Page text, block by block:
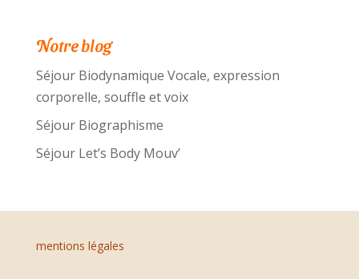
Notre blog
Séjour Biodynamique Vocale, expression
corporelle, souffle et voix
Séjour Biographisme
Séjour Let’s Body Mouv’
mentions légales